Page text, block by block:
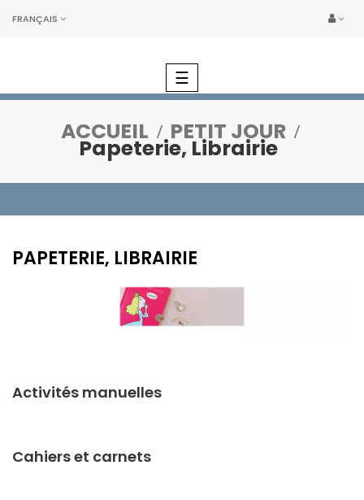
FRANÇAIS
Basculer
la
☰
ACCUEIL PETIT JOUR
Papeterie, Librairie
PAPETERIE, LIBRAIRIE
Activités manuelles
Cahiers et carnets